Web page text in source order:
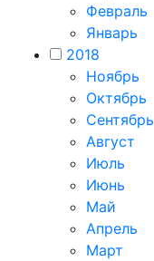
Февраль
Январь
2018
Ноябрь
Октябрь
Сентябрь
Август
Июль
Июнь
Май
Апрель
Март